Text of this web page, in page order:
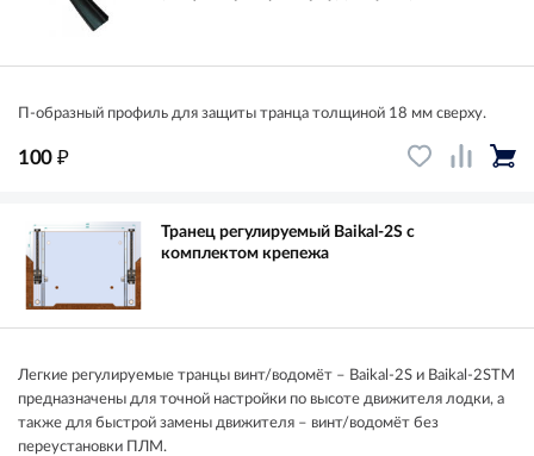
П-образный профиль для защиты транца толщиной 18 мм сверху.
100 ₽
Транец регулируемый Baikal-2S с
комплектом крепежа
Легкие регулируемые транцы винт/водомёт – Baikal-2S и Baikal-2STM
предназначены для точной настройки по высоте движителя лодки, а
также для быстрой замены движителя – винт/водомёт без
переустановки ПЛМ.